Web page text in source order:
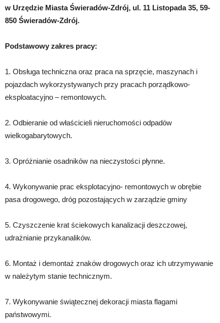
w Urzędzie Miasta Świeradów-Zdrój, ul. 11 Listopada 35, 59-
850 Świeradów-Zdrój.
Podstawowy zakres pracy:
1. Obsługa techniczna oraz praca na sprzęcie, maszynach i
pojazdach wykorzystywanych przy pracach porządkowo-
eksploatacyjno – remontowych.
2. Odbieranie od właścicieli nieruchomości odpadów
wielkogabarytowych.
3. Opróżnianie osadników na nieczystości płynne.
4. Wykonywanie prac eksplotacyjno- remontowych w obrębie
pasa drogowego, dróg pozostających w zarządzie gminy
5. Czyszczenie krat ściekowych kanalizacji deszczowej,
udrażnianie przykanalików.
6. Montaż i demontaż znaków drogowych oraz ich utrzymywanie
w należytym stanie technicznym.
7. Wykonywanie świątecznej dekoracji miasta flagami
państwowymi.